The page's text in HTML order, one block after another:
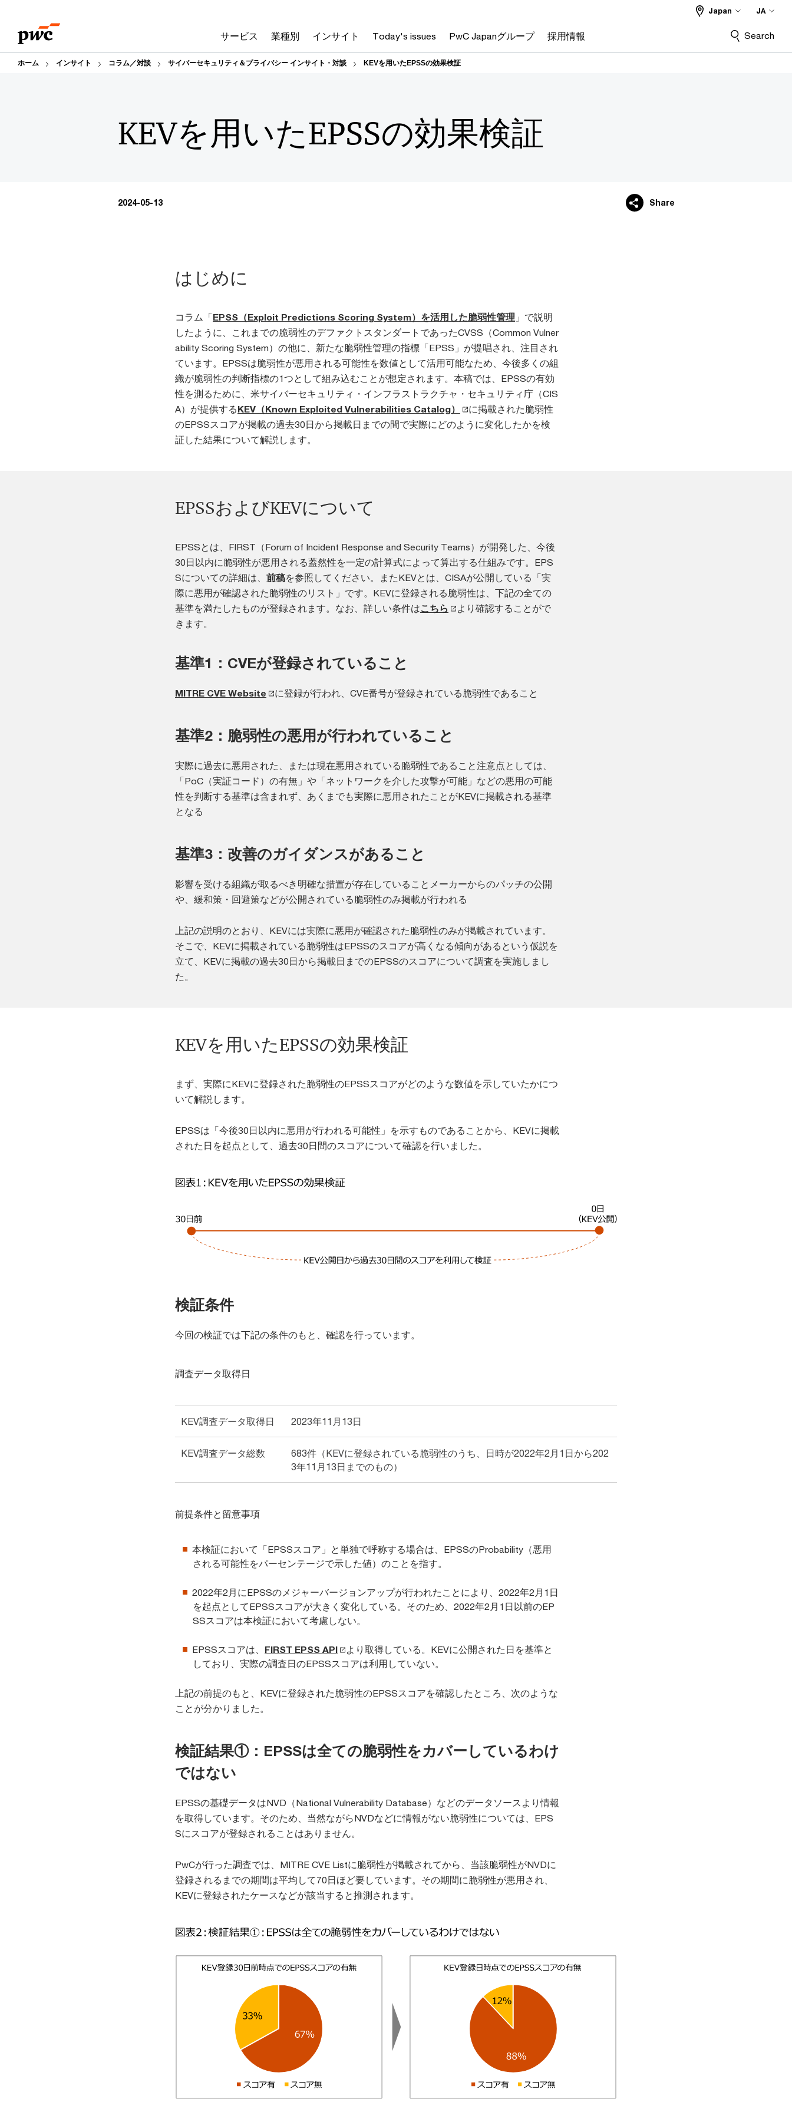
content
footer
サービス 業種別 インサイト Today's issues PwC Japanグループ 採用情報
Japan JA
Search
ホーム インサイト コラム／対談 サイバーセキュリティ＆プライバシー インサイト・対談 KEVを用いたEPSSの効果検証
KEVを用いたEPSSの効果検証
2024-05-13 Share
はじめに
コラム「EPSS（Exploit Predictions Scoring System）を活用した脆弱性管理 」で説明
したように、これまでの脆弱性のデファクトスタンダートであったCVSS（Common Vulner
ability Scoring System）の他に、新たな脆弱性管理の指標「EPSS」が提唱され、注目され
ています。EPSSは脆弱性が悪用される可能性を数値として活用可能なため、今後多くの組
織が脆弱性の判断指標の1つとして組み込むことが想定されます。本稿では、EPSSの有効
性を測るために、米サイバーセキュリティ・インフラストラクチャ・セキュリティ庁（CIS
A）が提供するKEV（Known Exploited Vulnerabilities Catalog）
に掲載された脆弱性
のEPSSスコアが掲載の過去30日から掲載日までの間で実際にどのように変化したかを検
証した結果について解説します。
EPSSおよびKEVについて
EPSSとは、FIRST（Forum of Incident Response and Security Teams）が開発した、今後
30日以内に脆弱性が悪用される蓋然性を一定の計算式によって算出する仕組みです。EPS
Sについての詳細は、 前稿を参照してください。またKEVとは、CISAが公開している「実
際に悪用が確認された脆弱性のリスト」です。KEVに登録される脆弱性は、下記の全ての
基準を満たしたものが登録されます。なお、詳しい条件はこちら
より確認することがで
きます。
基準1：CVEが登録されていること
MITRE CVE Website に登録が行われ、CVE番号が登録されている脆弱性であること
基準2：脆弱性の悪用が行われていること
実際に過去に悪用された、または現在悪用されている脆弱性であること注意点としては、
「PoC（実証コード）の有無」や「ネットワークを介した攻撃が可能」などの悪用の可能
性を判断する基準は含まれず、あくまでも実際に悪用されたことがKEVに掲載される基準
となる
基準3：改善のガイダンスがあること
影響を受ける組織が取るべき明確な措置が存在していることメーカーからのパッチの公開
や、緩和策・回避策などが公開されている脆弱性のみ掲載が行われる
上記の説明のとおり、KEVには実際に悪用が確認された脆弱性のみが掲載されています。
そこで、KEVに掲載されている脆弱性はEPSSのスコアが高くなる傾向があるという仮説を
立て、KEVに掲載の過去30日から掲載日までのEPSSのスコアについて調査を実施しまし
た。
KEVを用いたEPSSの効果検証
まず、実際にKEVに登録された脆弱性のEPSSスコアがどのような数値を示していたかにつ
いて解説します。
EPSSは「今後30日以内に悪用が行われる可能性」を示すものであることから、KEVに掲載
された日を起点として、過去30日間のスコアについて確認を行いました。
検証条件
今回の検証では下記の条件のもと、確認を行っています。
調査データ取得日
KEV調査データ取得日 2023年11月13日
KEV調査データ総数
683件（KEVに登録されている脆弱性のうち、日時が2022年2月1日から202
3年11月13日までのもの）
前提条件と留意事項
本検証において「EPSSスコア」と単独で呼称する場合は、EPSSのProbability（悪用
される可能性をパーセンテージで示した値）のことを指す。
2022年2月にEPSSのメジャーバージョンアップが行われたことにより、2022年2月1日
を起点としてEPSSスコアが大きく変化している。そのため、2022年2月1日以前のEP
SSスコアは本検証において考慮しない。
EPSSスコアは、 FIRST EPSS API
より取得している。KEVに公開された日を基準と
しており、実際の調査日のEPSSスコアは利用していない。
上記の前提のもと、KEVに登録された脆弱性のEPSSスコアを確認したところ、次のような
ことが分かりました。
検証結果①：EPSSは全ての脆弱性をカバーしているわけ
ではない
EPSSの基礎データはNVD（National Vulnerability Database）などのデータソースより情報
を取得しています。そのため、当然ながらNVDなどに情報がない脆弱性については、EPS
Sにスコアが登録されることはありません。
PwCが行った調査では、MITRE CVE Listに脆弱性が掲載されてから、当該脆弱性がNVDに
登録されるまでの期間は平均して70日ほど要しています。その期間に脆弱性が悪用され、
KEVに登録されたケースなどが該当すると推測されます。